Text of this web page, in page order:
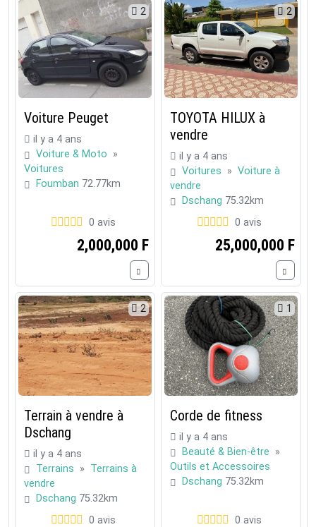
2
Voiture Peuget
il y a 4 ans
Voiture & Moto »
Voitures
Foumban 72.77km
0 avis
2,000,000 F
2
TOYOTA HILUX à
vendre
il y a 4 ans
Voitures » Voiture à
vendre
Dschang 75.32km
0 avis
25,000,000 F
2
Terrain à vendre à
Dschang
il y a 4 ans
Terrains » Terrains à
vendre
Dschang 75.32km
0 avis
1
Corde de fitness
il y a 4 ans
Beauté & Bien-être »
Outils et Accessoires
Dschang 75.32km
0 avis